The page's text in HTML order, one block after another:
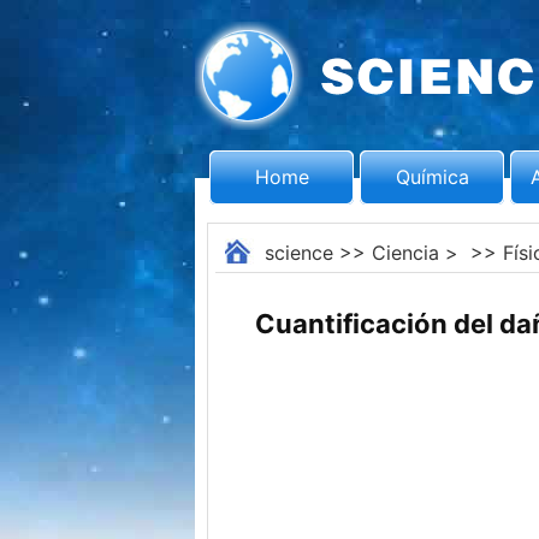
Home Química
science>> Ciencia > >>
Cuantificación del